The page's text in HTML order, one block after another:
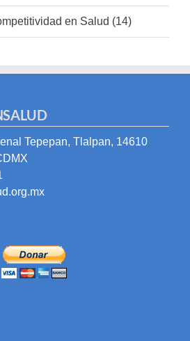
en Salud (14)
Tepepan, Tlalpan, 14610